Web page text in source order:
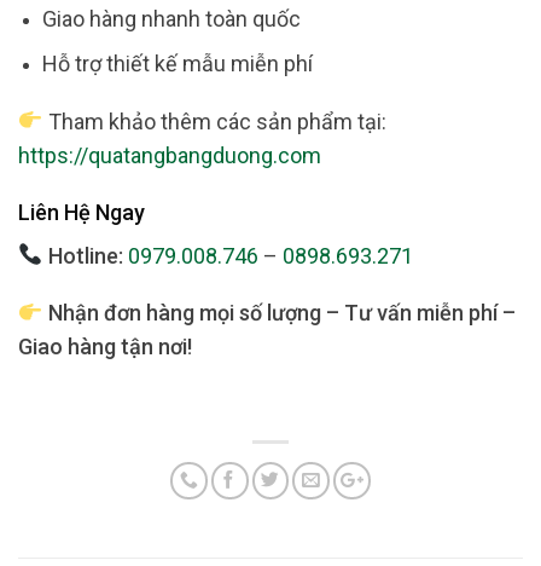
Giao hàng nhanh toàn quốc
Hỗ trợ thiết kế mẫu miễn phí
Tham khảo thêm các sản phẩm tại:
https://quatangbangduong.com
Liên Hệ Ngay
Hotline: 0979.008.746 – 0898.693.271
Nhận đơn hàng mọi số lượng – Tư vấn miễn phí –
Giao hàng tận nơi!